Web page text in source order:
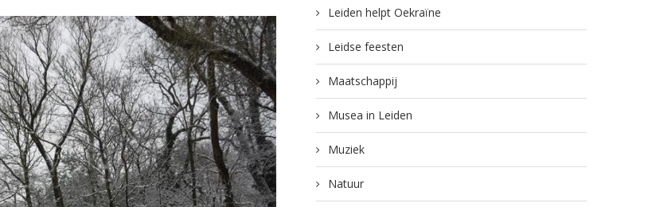
Leiden helpt Oekraïne
Leidse feesten
Maatschappij
Musea in Leiden
Muziek
Natuur